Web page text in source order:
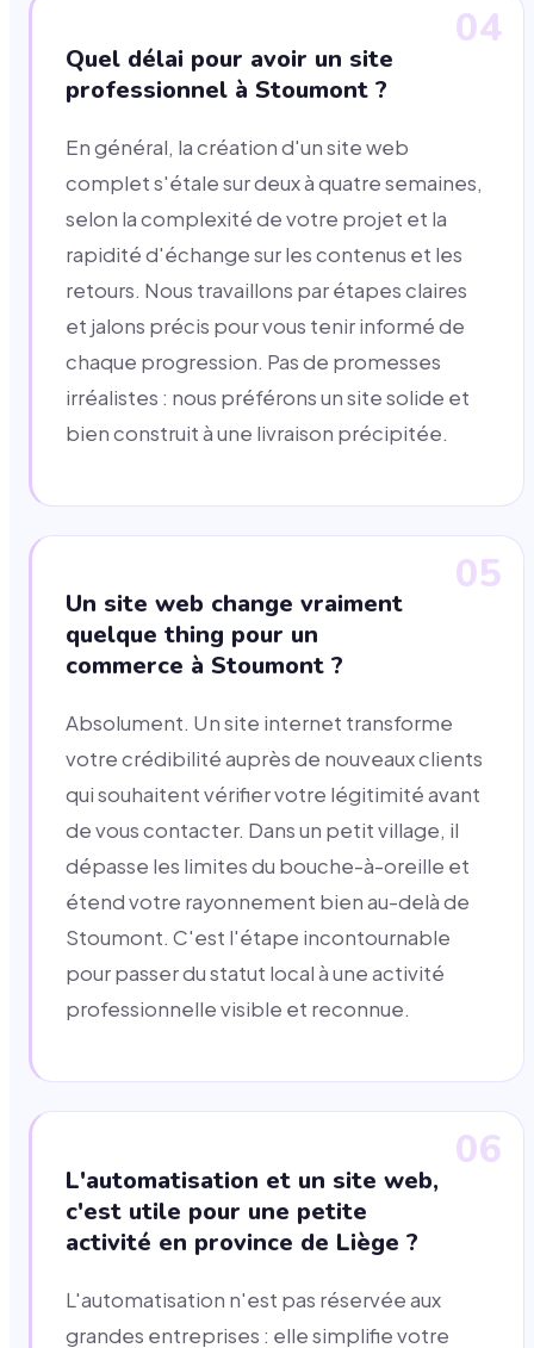
04
Quel délai pour avoir un site
professionnel à Stoumont ?
En général, la création d'un site web
complet s'étale sur deux à quatre semaines,
selon la complexité de votre projet et la
rapidité d'échange sur les contenus et les
retours. Nous travaillons par étapes claires
et jalons précis pour vous tenir informé de
chaque progression. Pas de promesses
irréalistes : nous préférons un site solide et
bien construit à une livraison précipitée.
05
Un site web change vraiment
quelque thing pour un
commerce à Stoumont ?
Absolument. Un site internet transforme
votre crédibilité auprès de nouveaux clients
qui souhaitent vérifier votre légitimité avant
de vous contacter. Dans un petit village, il
dépasse les limites du bouche-à-oreille et
étend votre rayonnement bien au-delà de
Stoumont. C'est l'étape incontournable
pour passer du statut local à une activité
professionnelle visible et reconnue.
06
L'automatisation et un site web,
c'est utile pour une petite
activité en province de Liège ?
L'automatisation n'est pas réservée aux
grandes entreprises : elle simplifie votre